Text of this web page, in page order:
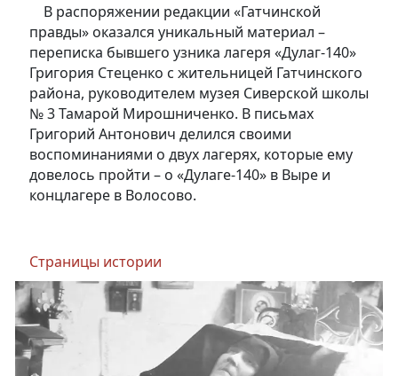
В распоряжении редакции «Гатчинской
правды» оказался уникальный материал –
переписка бывшего узника лагеря «Дулаг-140»
Григория Стеценко с жительницей Гатчинского
района, руководителем музея Сиверской школы
№ 3 Тамарой Мирошниченко. В письмах
Григорий Антонович делился своими
воспоминаниями о двух лагерях, которые ему
довелось пройти – о «Дулаге-140» в Выре и
концлагере в Волосово.
Страницы истории